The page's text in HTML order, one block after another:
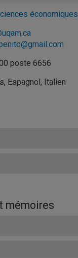
économiques
poste 6656
Espagnol, Italien
mémoires